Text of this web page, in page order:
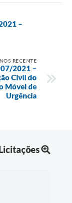
–
RECENTE
2021 –
Civil do
Móvel de
Urgência